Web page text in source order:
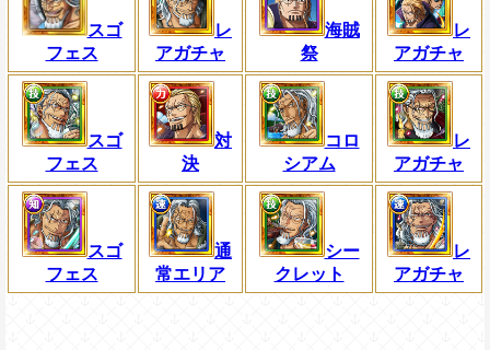
スゴ
フェス
レ
アガチャ
海賊
祭
レ
アガチャ
スゴ
フェス
対
決
コロ
シアム
レ
アガチャ
スゴ
フェス
通
常エリア
シー
クレット
レ
アガチャ